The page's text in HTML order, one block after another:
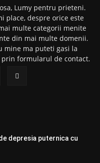
Lumy pentru prieteni.
place, despre orice este
multe categorii menite
din mai multe domenii.
mine ma puteti gasi la
formularul de contact.
depresia puternica cu